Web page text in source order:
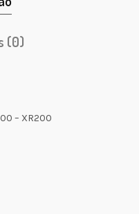
(0)
– XR200